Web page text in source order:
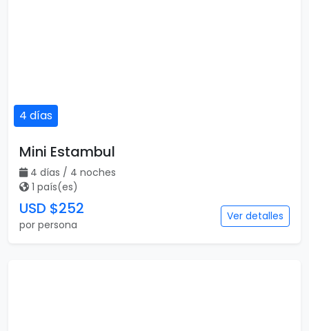
4 días
Mini Estambul
4 días / 4 noches
1 país(es)
USD $252
por persona
Ver detalles